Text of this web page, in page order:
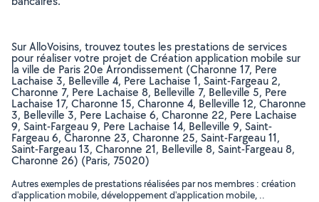
Sur AlloVoisins, trouvez toutes les prestations de services
pour réaliser votre projet de Création application mobile sur
la ville de Paris 20e Arrondissement (Charonne 17, Pere
Lachaise 3, Belleville 4, Pere Lachaise 1, Saint-Fargeau 2,
Charonne 7, Pere Lachaise 8, Belleville 7, Belleville 5, Pere
Lachaise 17, Charonne 15, Charonne 4, Belleville 12, Charonne
3, Belleville 3, Pere Lachaise 6, Charonne 22, Pere Lachaise
9, Saint-Fargeau 9, Pere Lachaise 14, Belleville 9, Saint-
Fargeau 6, Charonne 23, Charonne 25, Saint-Fargeau 11,
Saint-Fargeau 13, Charonne 21, Belleville 8, Saint-Fargeau 8,
Charonne 26) (Paris, 75020)
Autres exemples de prestations réalisées par nos membres : création
d'application mobile, développement d'application mobile, ..